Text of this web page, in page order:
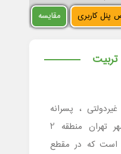
پنل کاربری مقایسه
، پسرانه
واقع در استان تهران ، شهر تهران منطقه 2
است که در مقطع